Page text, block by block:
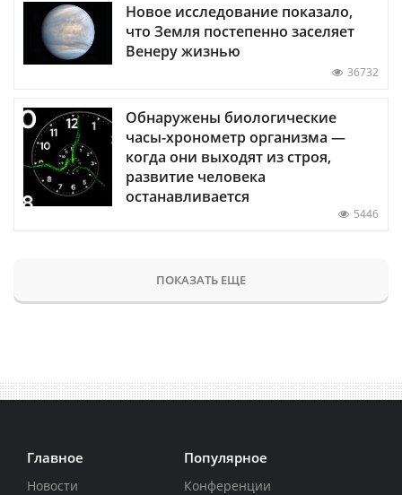
Новое исследование показало,
что Земля постепенно заселяет
Венеру жизнью
36732
Обнаружены биологические
часы-хронометр организма —
когда они выходят из строя,
развитие человека
останавливается
5446
ПОКАЗАТЬ ЕЩЕ
Главное
Новости
Популярное
Конференции